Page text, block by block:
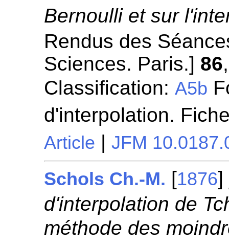
Bernoulli et sur
Rendus des
Sciences. Paris.] 86
Classification:A5b
d'interpolation.
Article |JFM
Schols Ch.-M. [1876]
d'interpolation de
méthode des